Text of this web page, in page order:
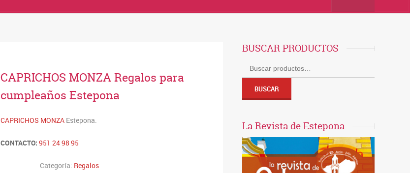
CAPRICHOS MONZA Regalos para
cumpleaños Estepona
CAPRICHOS MONZAEstepona.
CONTACTO: 951 24 98 95
Categoría: Regalos
BUSCAR PRODUCTOS
Buscar
por:
BUSCAR
La Revista de Estepona